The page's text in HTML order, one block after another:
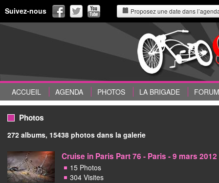
Suivez-nous Proposez une date dans
ACCUEIL AGENDA PHOTOS LA BRIGADE FORUM
Photos
272 albums, 15438 photos dans la galerie
Cruise in Paris Part 76 - Paris - 9 mars 2012
15 Photos
304 Visites